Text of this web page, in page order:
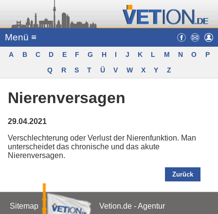
Menü ≡
A B C D E F G H I J K L M N O
P
Q
R S T Ü V W X Y Z
Nierenversagen
29.04.2021
Verschlechterung oder Verlust der Nierenfunktion. Man
unterscheidet das chronische und das akute
Nierenversagen.
Zurück
Sitemap
Vetion.de - Agentur